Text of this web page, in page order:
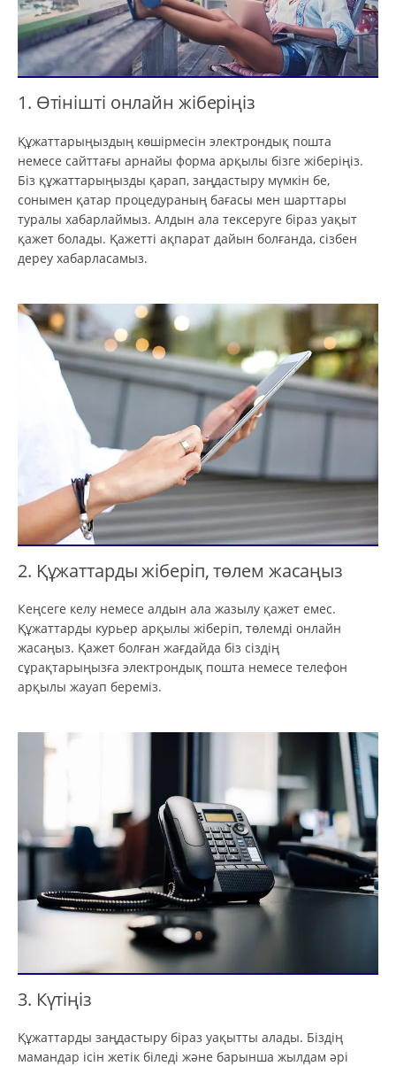
1. Өтінішті онлайн жіберіңіз
Құжаттарыңыздың көшірмесін электрондық пошта
немесе сайттағы арнайы форма арқылы бізге жіберіңіз.
Біз құжаттарыңызды қарап, заңдастыру мүмкін бе,
сонымен қатар процедураның бағасы мен шарттары
туралы хабарлаймыз. Алдын ала тексеруге біраз уақыт
қажет болады. Қажетті ақпарат дайын болғанда, сізбен
дереу хабарласамыз.
2. Құжаттарды жіберіп, төлем жасаңыз
Кеңсеге келу немесе алдын ала жазылу қажет емес.
Құжаттарды курьер арқылы жіберіп, төлемді онлайн
жасаңыз. Қажет болған жағдайда біз сіздің
сұрақтарыңызға электрондық пошта немесе телефон
арқылы жауап береміз.
3. Күтіңіз
Құжаттарды заңдастыру біраз уақытты алады. Біздің
мамандар ісін жетік біледі және барынша жылдам әрі